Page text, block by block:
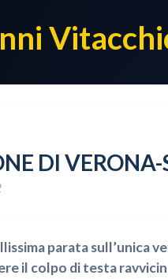
DI
parata sull’unica
il colpo di testa